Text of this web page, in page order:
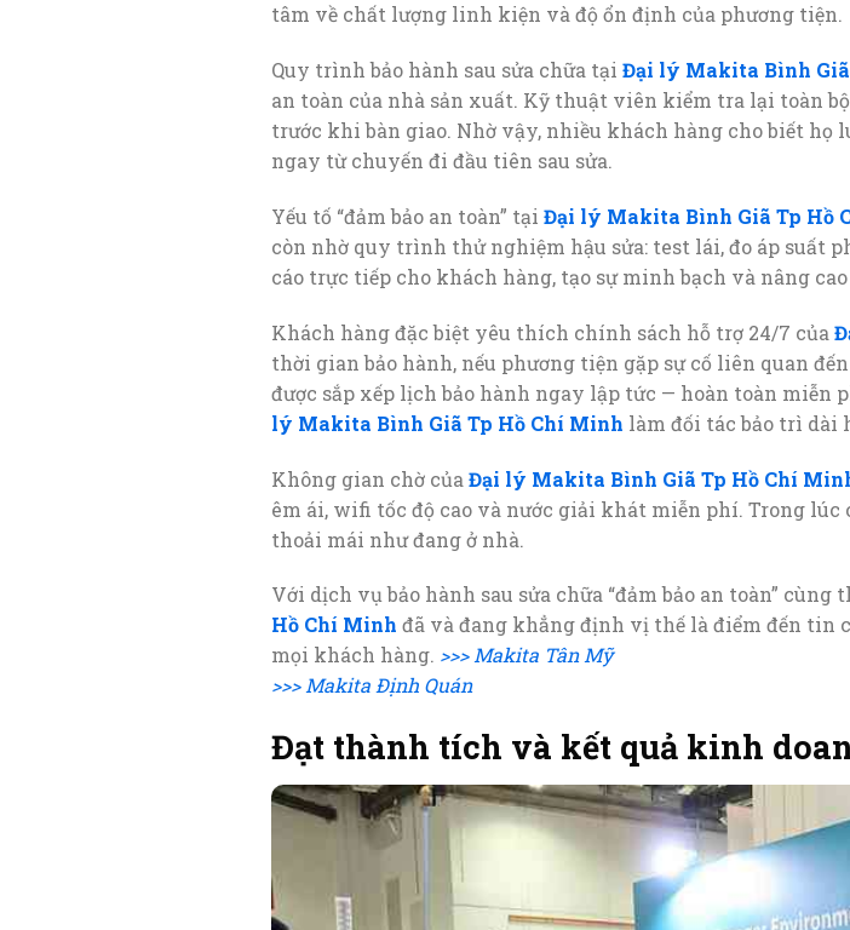
tâm về chất lượng linh kiện và độ ổn định của phương tiện.
Quy trình bảo hành sau sửa chữa tại Đại lý Makita Bình
an toàn của nhà sản xuất. Kỹ thuật viên kiểm tra lại toàn
trước khi bàn giao. Nhờ vậy, nhiều khách hàng cho biết họ
ngay từ chuyến đi đầu tiên sau sửa.
Yếu tố “đảm bảo an toàn” tại Đại lý Makita Bình Giã Tp Hồ
còn nhờ quy trình thử nghiệm hậu sửa: test lái, đo áp suất
cáo trực tiếp cho khách hàng, tạo sự minh bạch và nâng
Khách hàng đặc biệt yêu thích chính sách hỗ trợ 24/7 của
thời gian bảo hành, nếu phương tiện gặp sự cố liên quan
được sắp xếp lịch bảo hành ngay lập tức — hoàn toàn miễn
lý Makita Bình Giã Tp Hồ Chí Minh làm đối tác bảo trì dài
Không gian chờ của Đại lý Makita Bình Giã Tp Hồ Chí
êm ái, wifi tốc độ cao và nước giải khát miễn phí. Trong lúc
thoải mái như đang ở nhà.
Với dịch vụ bảo hành sau sửa chữa “đảm bảo an toàn”
Hồ Chí Minh đã và đang khẳng định vị thế là điểm đến tin
mọi khách hàng. >>> Makita Tân Mỹ
>>> Makita Định Quán
Đạt thành tích và kết quả kinh